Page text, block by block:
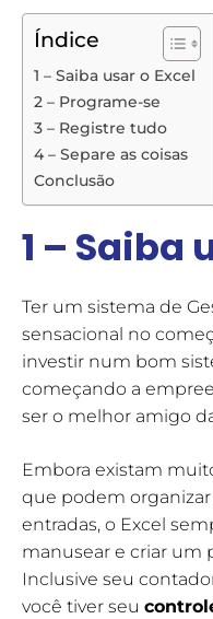
Índice
1 – Saiba usar o Excel
2 – Programe-se
3 – Registre tudo
4 – Separe as coisas
Conclusão
1 – Saiba
Ter um sistema de
sensacional no
investir num bom
começando a
ser o melhor amigo
Embora existam
que podem organizar
entradas, o Excel
manusear e criar um
Inclusive seu
você tiver seu